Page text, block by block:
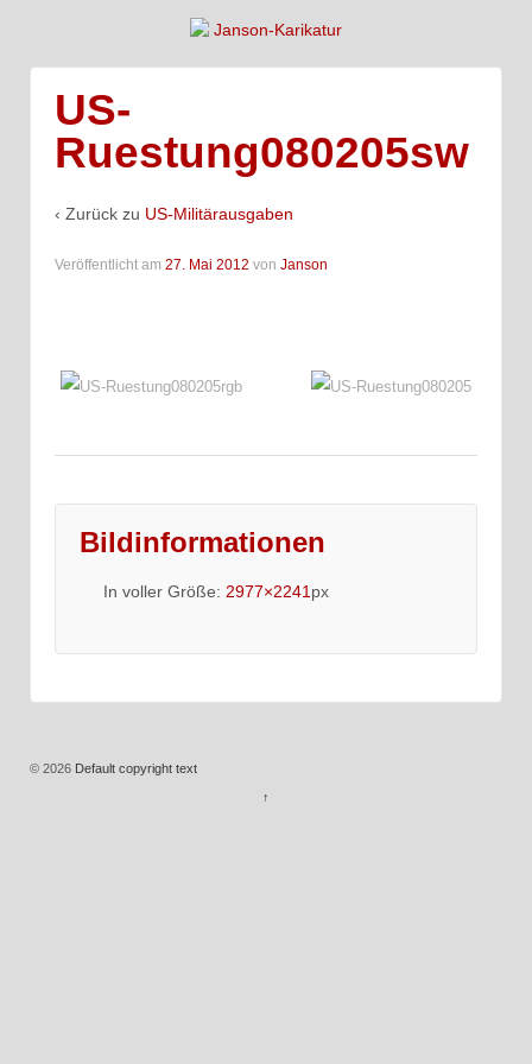
US-
Ruestung080205sw
‹ Zurück zu US-Militärausgaben
Veröffentlicht am 27. Mai 2012 von Janson
Bildinformationen
In voller Größe: 2977×2241 px
© 2026 Default copyright text
↑